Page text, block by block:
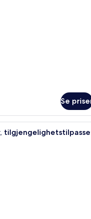
Se
Sengetøy av topp kvalitet,